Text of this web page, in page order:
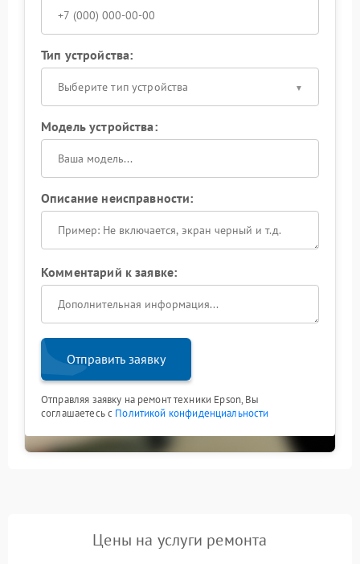
Тип устройства:
Выберите тип устройства
Модель устройства:
Описание неисправности:
Комментарий к заявке:
Отправить заявку
Отправляя заявку на ремонт техники Epson, Вы
соглашаетесь с Политикой конфиденциальности
Цены на услуги ремонта